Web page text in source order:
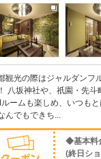
観光の際はジャルダンフ
八坂神社や、祇園・先斗
ームも楽しめ、いつも
んでもできち...
◆基本料
(終日シ